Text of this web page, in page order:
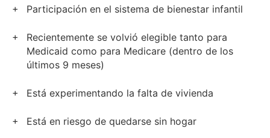
Participación en el sistema de bienestar infantil
Recientemente se volvió elegible tanto para
Medicaid como para Medicare (dentro de los
últimos 9 meses)
Está experimentando la falta de vivienda
Está en riesgo de quedarse sin hogar